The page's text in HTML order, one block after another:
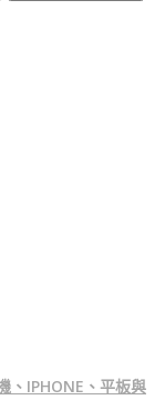
、IPHONE、平板與